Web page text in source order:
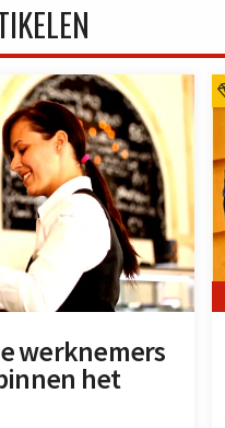
werknemers
het